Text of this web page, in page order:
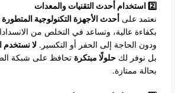
2️⃣ استخدام أحدث التقنيات والمعدات
نعتمد علىأحدث الأجهزة التكنولوجية المتطورة
بكفاءة عالية، وتساعد في التخلص من
ودون الحاجة إلى الحفر أو التكسير.لا نستخدم
بل نوفر لكحلولًا مبتكرة تحافظ على شبكة
بحالة ممتازة.